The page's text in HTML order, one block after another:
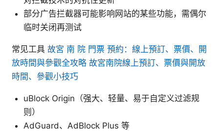
部分广告拦截器可能影响网站的某些功能，需偶尔
临时关闭再测试
常见工具 故宮 南 院 門票 預約：線上預訂、票價、開
放時間與參觀全攻略 故宮南院線上預訂、票價與開放
時間、參觀小技巧
uBlock Origin（强大、轻量、易于自定义过滤规
则）
AdGuard、AdBlock Plus 等